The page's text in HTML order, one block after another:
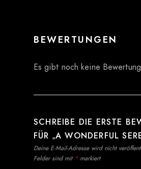
BEWERTUNGEN
Es gibt noch keine
SCHREIBE DIE ERSTE
FÜR „A WONDERFUL
Deine E-Mail-Adresse wird nicht
Felder sind mit *markiert